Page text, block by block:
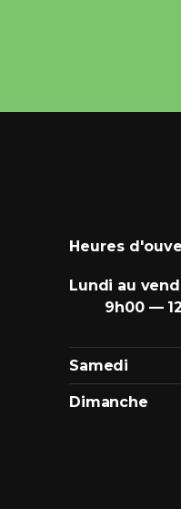
Heures
Lundi au
9h00 —
Samedi
Dimanche